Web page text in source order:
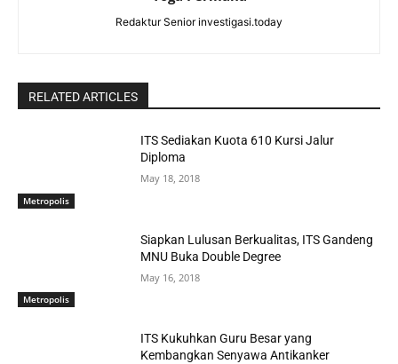
Redaktur Senior investigasi.today
RELATED ARTICLES
Metropolis
ITS Sediakan Kuota 610 Kursi Jalur
Diploma
May 18, 2018
Metropolis
Siapkan Lulusan Berkualitas, ITS Gandeng
MNU Buka Double Degree
May 16, 2018
ITS Kukuhkan Guru Besar yang
Kembangkan Senyawa Antikanker